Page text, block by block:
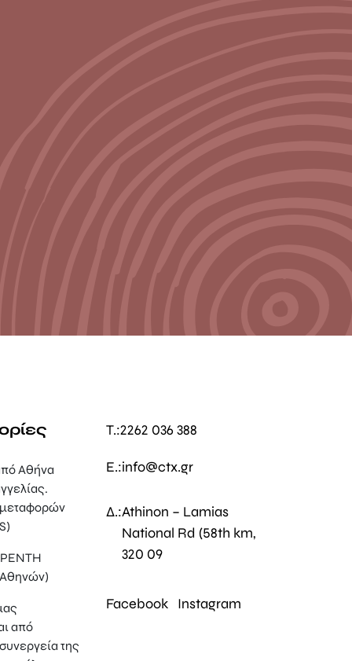
Αθήνα
ΡΕΝΤΗ
από
της
T.:2262 036 388
E.:info@ctx.gr
Δ.:Athinon – Lamias
National Rd (58th km,
320 09
Facebook Instagram